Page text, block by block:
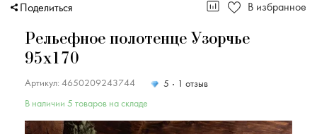
Поделиться В избранное
Рельефное полотенце Узорчье
95х170
Артикул: 4650209243744 5
1 отзыв
В наличии 5 товаров на складе